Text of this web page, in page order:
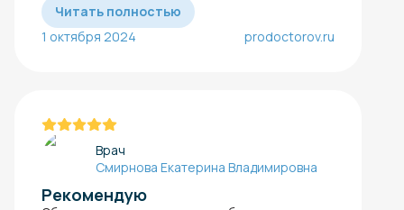
Читать полностью
1 октября 2024
prodoctorov.ru
Врач
Смирнова Екатерина Владимировна
Рекомендую